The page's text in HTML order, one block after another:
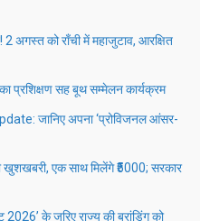
अगस्त को राँची में महाजुटाव, आरक्षित
प्रशिक्षण सह बूथ सम्मेलन कार्यक्रम
जानिए अपना ‘प्रोविजनल आंसर-
खुशखबरी, एक साथ मिलेंगे ₹5000; सरकार
के जरिए राज्य की ब्रांडिंग को